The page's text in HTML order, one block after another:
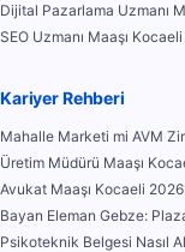
Dijital Pazarlama Uzmanı
SEO Uzmanı Maaşı
Kariyer Rehberi
Mahalle Marketi mi AVM
Üretim Müdürü Maaşı
Avukat Maaşı Kocaeli
Bayan Eleman Gebze:
Psikoteknik Belgesi Nasıl